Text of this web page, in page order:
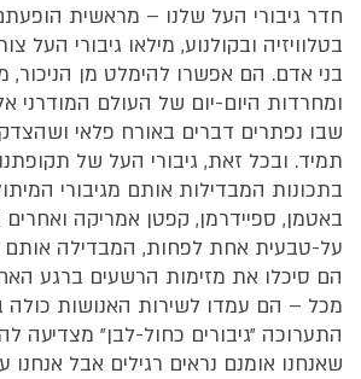
חדר גיבורי העל שלנו – מראשית
בטלוויזיה ובקולנוע, מילאו גיבורי העל
בני אדם. הם אפשרו להימלט מן
ומחרדות היום-יום של העולם המודרני
שבו נפתרים דברים באורח פלאי
תמיד. ובכל זאת, גיבורי העל של תקופתנו
בתכונות המבדילות אותם מגיבורי
באטמן, ספיידרמן, קפטן אמריקה ואחרים
על-טבעית אחת לפחות, המבדילה אותם
הם סיכלו את מזימות הרשעים ברגע
מכל – הם עמדו לשירות האנושות כולה
התערוכה ״גיבורים כחול-לבן״ מצדיעה
שאנחנו אומנם נראים רגילים אבל אנחנו